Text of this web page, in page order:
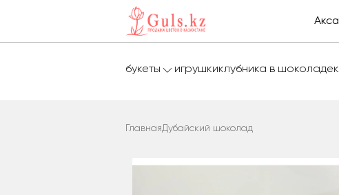
букеты игрушкиклубника в шоколаде
ГлавнаяДубайский шоколад